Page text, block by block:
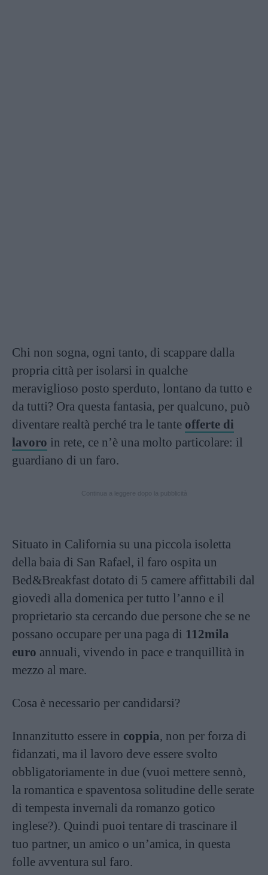
Chi non sogna, ogni tanto, di scappare dalla
propria città per isolarsi in qualche
meraviglioso posto sperduto, lontano da tutto e
da tutti? Ora questa fantasia, per qualcuno, può
diventare realtà perché tra le tante offerte di
lavoro in rete, ce n’è una molto particolare: il
guardiano di un faro.
Situato in California su una piccola isoletta
della baia di San Rafael, il faro ospita un
Bed&Breakfast dotato di 5 camere affittabili dal
giovedì alla domenica per tutto l’anno e il
proprietario sta cercando due persone che se ne
possano occupare per una paga di 112mila
euro annuali, vivendo in pace e tranquillità in
mezzo al mare.
Cosa è necessario per candidarsi?
Innanzitutto essere in coppia, non per forza di
fidanzati, ma il lavoro deve essere svolto
obbligatoriamente in due (vuoi mettere sennò,
la romantica e spaventosa solitudine delle serate
di tempesta invernali da romanzo gotico
inglese?). Quindi puoi tentare di trascinare il
tuo partner, un amico o un’amica, in questa
folle avventura sul faro.